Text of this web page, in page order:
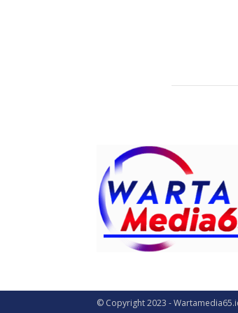
© Copyright 2023 -